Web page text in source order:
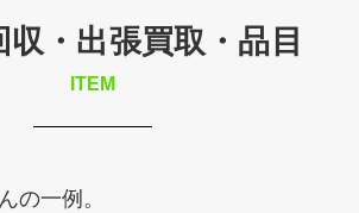
収・出張買取・品目
ITEM
の一例。